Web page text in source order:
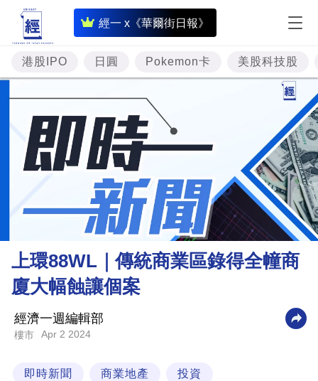
經一 x《華爾街日報》
即
時
財
經
專
題
投
資
樓
市
財
商
業
科
港股IPO 日圓 Pokemon卡 美股科技股
上環88WL｜傳統商業區錄得全幢商
廈大幅蝕讓個案
經濟一週編輯部
樓市 Apr 2 2024
即時新聞 商業地產 投資